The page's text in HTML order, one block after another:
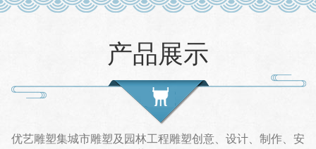
联系我们
产品展示
优艺雕塑集城市雕塑及园林工程雕塑创意、设计、制作、安